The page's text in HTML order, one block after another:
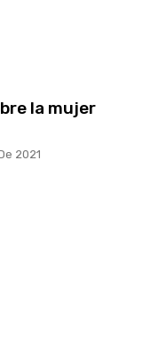
la mujer
2021